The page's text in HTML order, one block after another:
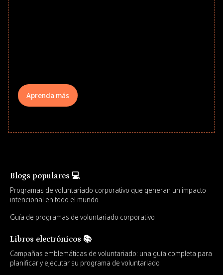
Aprenda más
Blogs populares 💻
Programas de voluntariado corporativo que generan un impacto
intencional en todo el mundo
Guía de programas de voluntariado corporativo
Libros electrónicos 📚
Campañas emblemáticas de voluntariado: una guía completa para
planificar y ejecutar su programa de voluntariado